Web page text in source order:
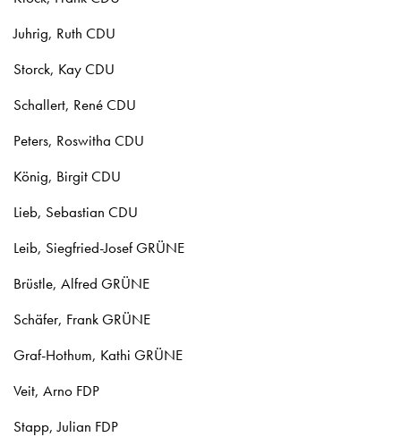
Juhrig, Ruth CDU
Storck, Kay CDU
Schallert, René CDU
Peters, Roswitha CDU
König, Birgit CDU
Lieb, Sebastian CDU
Leib, Siegfried-Josef GRÜNE
Brüstle, Alfred GRÜNE
Schäfer, Frank GRÜNE
Graf-Hothum, Kathi GRÜNE
Veit, Arno FDP
Stapp, Julian FDP